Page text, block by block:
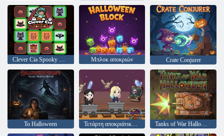
Clever Cia Spooky Memory Μπλοκ αποκριών Crate Conjurer
Το Halloween Τετάρτη αποκριάτικο σπήλαιο